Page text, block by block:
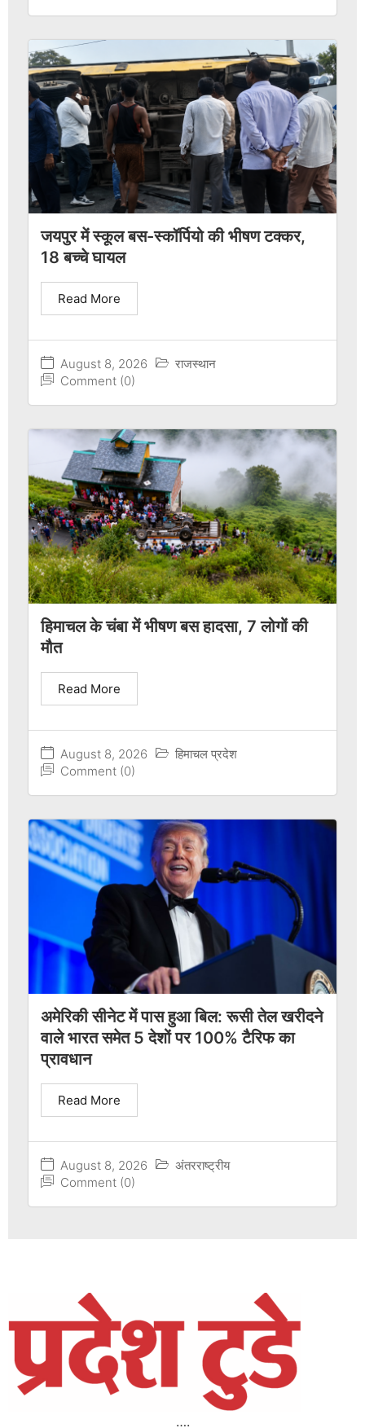
जयपुर में स्कूल बस-स्कॉर्पियो की भीषण टक्कर,
18 बच्चे घायल
August 8, 2026
राजस्थान
Comment (0)
Read More
हिमाचल के चंबा में भीषण बस हादसा, 7 लोगों की
मौत
August 8, 2026
हिमाचल प्रदेश
Comment (0)
Read More
अमेरिकी सीनेट में पास हुआ बिल: रूसी तेल खरीदने
वाले भारत समेत 5 देशों पर 100% टैरिफ का
प्रावधान
August 8, 2026
अंतरराष्ट्रीय
Comment (0)
Read More
….